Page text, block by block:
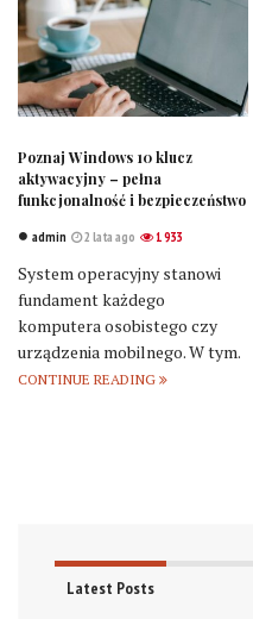
Poznaj Windows 10 klucz
aktywacyjny – pełna
funkcjonalność i bezpieczeństwo
admin 2 lata ago 1 933
System operacyjny stanowi
fundament każdego
komputera osobistego czy
urządzenia mobilnego. W tym.
CONTINUE READING
Latest Posts